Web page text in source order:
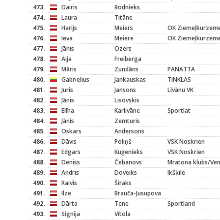
473.
Dairis
Bodnieks
474.
Laura
Titāne
475.
Harijs Meiers
OK
476.
Ieva Meiere
OK
477.
Jānis
Ozers
478.
Aija
Freiberga
479.
Māris Zundāns
PANATTA
480.
Gabrielius Jankauskas
TINKLAS
481.
Juris Jansons
Līvānu VK
482.
Jānis
Lisovskis
483.
Elīna Karlivāne
Sportlat
484.
Jānis
Zemturis
485.
Oskars
Andersons
486.
Dāvis Poliņš
VSK Noskrien
487.
Edgars Kuģenieks
VSK Noskrien
488.
Deniss Čebanovs
Mratona klubs/
489.
Andris Doveiks
Ikšķile
490.
Raivis
Širaks
491.
Ilze
Brauča-Jusupova
492.
Dārta Tene
Sportland
493.
Signija Vītola